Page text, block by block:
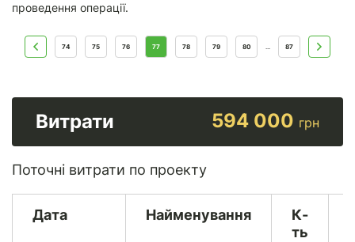
проведення операції.
74 75 76 77 78 79 80 ... 87
Витрати 594 000 грн
Поточні витрати по проекту
Дата Найменування
К-
ть